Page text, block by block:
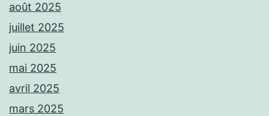
août 2025
juillet 2025
juin 2025
mai 2025
avril 2025
mars 2025